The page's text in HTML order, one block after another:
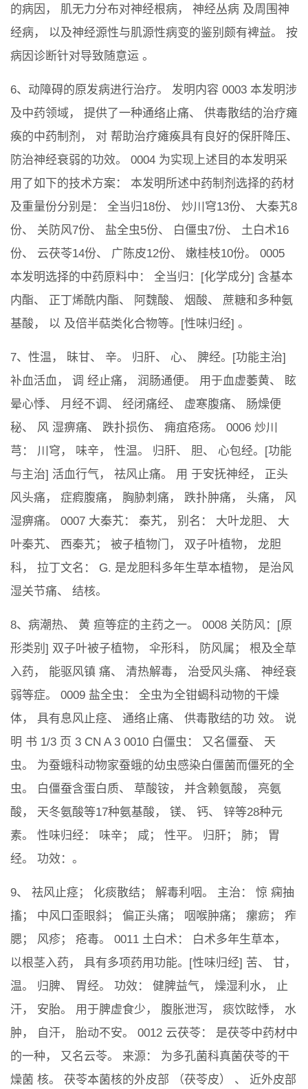
的病因， 肌无力分布对神经根病， 神经丛病 及周围神
经病， 以及神经源性与肌源性病变的鉴别颇有裨益。 按
病因诊断针对导致随意运 。
6、动障碍的原发病进行治疗。 发明内容 0003 本发明涉
及中药领域， 提供了一种通络止痛、 供毒散结的治疗瘫
痪的中药制剂， 对 帮助治疗瘫痪具有良好的保肝降压、
防治神经衰弱的功效。 0004 为实现上述目的本发明采
用了如下的技术方案： 本发明所述中药制剂选择的药材
及重量份分别是： 全当归18份、 炒川穹13份、 大秦艽8
份、 关防风7份、 盐全虫5份、 白僵虫7份、 土白术16
份、 云茯苓14份、 广陈皮12份、 嫩桂枝10份。 0005
本发明选择的中药原料中： 全当归：[化学成分] 含基本
内酯、 正丁烯酰内酯、 阿魏酸、 烟酸、 蔗糖和多种氨
基酸， 以 及倍半萜类化合物等。[性味归经] 。
7、性温， 昧甘、 辛。 归肝、 心、 脾经。[功能主治]
补血活血， 调 经止痛， 润肠通便。 用于血虚萎黄、 眩
晕心悸、 月经不调、 经闭痛经、 虚寒腹痛、 肠燥便
秘、 风 湿痹痛、 跌扑损伤、 痈疽疮疡。 0006 炒川
芎： 川穹， 味辛， 性温。 归肝、 胆、 心包经。[功能
与主治] 活血行气， 祛风止痛。 用 于安抚神经， 正头
风头痛， 症瘕腹痛， 胸胁刺痛， 跌扑肿痛， 头痛， 风
湿痹痛。 0007 大秦艽： 秦艽， 别名： 大叶龙胆、 大
叶秦艽、 西秦艽； 被子植物门， 双子叶植物， 龙胆
科， 拉丁文名： G. 是龙胆科多年生草本植物， 是治风
湿关节痛、 结核。
8、病潮热、 黄 疸等症的主药之一。 0008 关防风：[原
形类别] 双子叶被子植物， 伞形科， 防风属； 根及全草
入药， 能驱风镇 痛、 清热解毒， 治受风头痛、 神经衰
弱等症。 0009 盐全虫： 全虫为全钳蝎科动物的干燥
体， 具有息风止痉、 通络止痛、 供毒散结的功 效。 说
明 书 1/3 页 3 CN A 3 0010 白僵虫： 又名僵蚕、 天
虫。 为蚕蛾科动物家蚕蛾的幼虫感染白僵菌而僵死的全
虫。 白僵蚕含蛋白质、 草酸铵， 并含赖氨酸， 亮氨
酸， 天冬氨酸等17种氨基酸， 镁、 钙、 锌等28种元
素。 性味归经： 味辛； 咸； 性平。 归肝； 肺； 胃
经。 功效：。
9、 祛风止痉； 化痰散结； 解毒利咽。 主治： 惊 痫抽
搐； 中风口歪眼斜； 偏正头痛； 咽喉肿痛； 瘰疬； 痄
腮； 风疹； 疮毒。 0011 土白术： 白术多年生草本，
以根茎入药， 具有多项药用功能。[性味归经] 苦、 甘，
温。 归脾、 胃经。 功效： 健脾益气， 燥湿利水， 止
汗， 安胎。 用于脾虚食少， 腹胀泄泻， 痰饮眩悸， 水
肿， 自汗， 胎动不安。 0012 云茯苓： 是茯苓中药材中
的一种， 又名云苓。 来源： 为多孔菌科真菌茯苓的干
燥菌 核。 茯苓本菌核的外皮部 （茯苓皮） 、 近外皮部